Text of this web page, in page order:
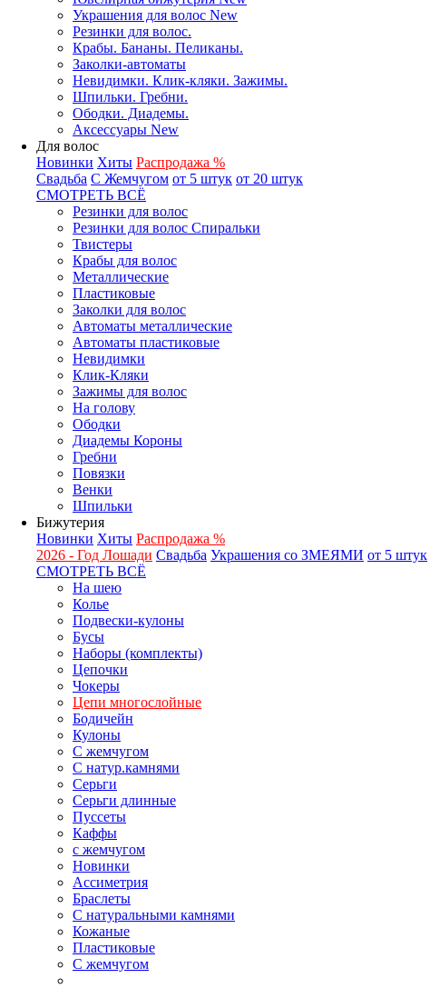
Украшения для волос New
Резинки для волос.
Крабы. Бананы. Пеликаны.
Заколки-автоматы
Невидимки. Клик-кляки. Зажимы.
Шпильки. Гребни.
Ободки. Диадемы.
Аксессуары New
Для волос
Новинки Хиты Распродажа %
Свадьба С Жемчугом от 5 штук от 20 штук
СМОТРЕТЬ ВСЁ
Резинки для волос
Резинки для волос Спиральки
Твистеры
Крабы для волос
Металлические
Пластиковые
Заколки для волос
Автоматы металлические
Автоматы пластиковые
Невидимки
Клик-Кляки
Зажимы для волос
На голову
Ободки
Диадемы Короны
Гребни
Повязки
Венки
Шпильки
Бижутерия
Новинки Хиты Распродажа %
2026 - Год Лошади Свадьба Украшения со ЗМЕЯМИ от 5 штук
СМОТРЕТЬ ВСЁ
На шею
Колье
Подвески-кулоны
Бусы
Наборы (комплекты)
Цепочки
Чокеры
Цепи многослойные
Бодичейн
Кулоны
С жемчугом
С натур.камнями
Серьги
Серьги длинные
Пуссеты
Каффы
с жемчугом
Новинки
Ассиметрия
Браслеты
С натуральными камнями
Кожаные
Пластиковые
С жемчугом